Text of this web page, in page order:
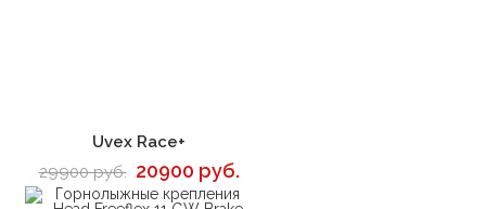
В корзину
Uvex Race+
29900 руб. 20900 руб.